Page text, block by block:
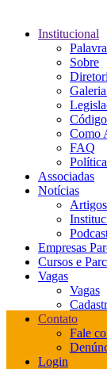
Institucional
Sobre
Como
FAQ
Associadas
Notícias
Empresas
Cursos e
Vagas
Vagas
Contato
Fale
Login